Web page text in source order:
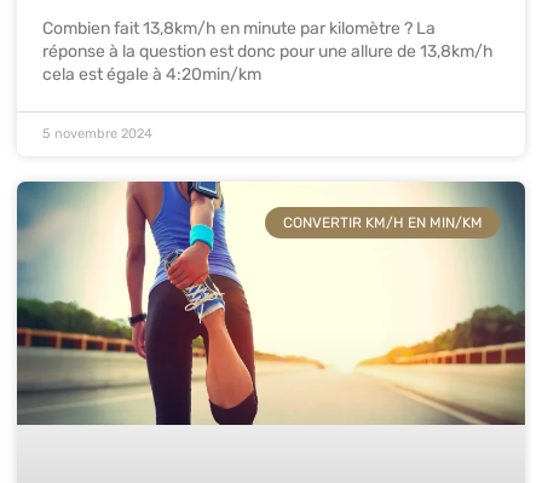
Combien fait 13,8km/h en minute par kilomètre ? La
réponse à la question est donc pour une allure de 13,8km/h
cela est égale à 4:20min/km
5 novembre 2024
CONVERTIR KM/H EN MIN/KM